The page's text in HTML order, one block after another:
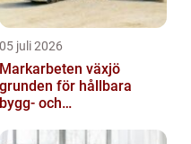
05 juli 2026
Markarbeten växjö
grunden för hållbara
bygg- och